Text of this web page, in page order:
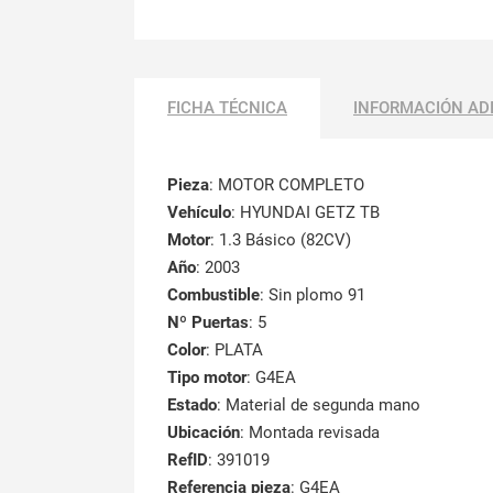
FICHA TÉCNICA INFORMACIÓN
Pieza: MOTOR COMPLETO
Vehículo: HYUNDAI GETZ TB
Motor: 1.3 Básico (82CV)
Año: 2003
Combustible: Sin plomo 91
Nº Puertas: 5
Color: PLATA
Tipo motor: G4EA
Estado: Material de segunda mano
Ubicación: Montada revisada
RefID: 391019
Referencia pieza: G4EA